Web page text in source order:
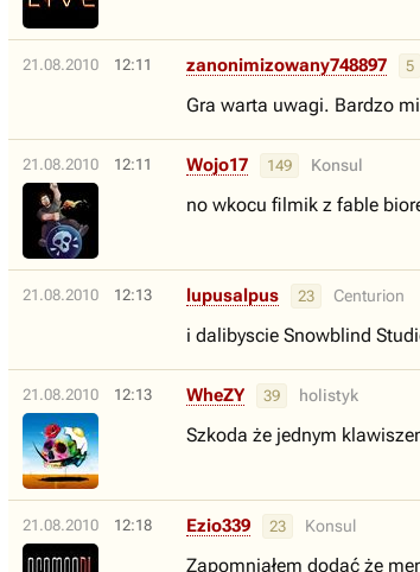
21.08.2010 12:11 zanonimizowany748897 5
Gra warta uwagi. Bardzo
21.08.2010 12:11 Wojo17 149 Konsul
no wkocu filmik z fable
21.08.2010 12:13 lupusalpus 23 Centurion
i dalibyscie Snowblind
21.08.2010 12:13 WheZY 39 holistyk
Szkoda że jednym
21.08.2010 12:18 Ezio339 23 Konsul
Zapomniałem dodać że